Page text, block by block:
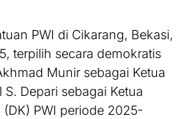
PWI di Cikarang, Bekasi,
terpilih secara demokratis
Munir sebagai Ketua
Depari sebagai Ketua
PWI periode 2025-